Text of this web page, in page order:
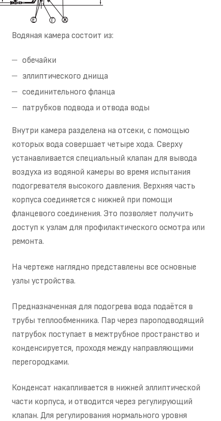
Водяная камера состоит из:
обечайки
эллиптического днища
соединительного фланца
патрубков подвода и отвода воды
Внутри камера разделена на отсеки, с помощью
которых вода совершает четыре хода. Сверху
устанавливается специальный клапан для вывода
воздуха из водяной камеры во время испытания
подогревателя высокого давления. Верхняя часть
корпуса соединяется с нижней при помощи
фланцевого соединения. Это позволяет получить
доступ к узлам для профилактического осмотра или
ремонта.
На чертеже наглядно представлены все основные
узлы устройства.
Предназначенная для подогрева вода подаётся в
трубы теплообменника. Пар через пароподводящий
патрубок поступает в межтрубное пространство и
конденсируется, проходя между направляющими
перегородками.
Конденсат накапливается в нижней эллиптической
части корпуса, и отводится через регулирующий
клапан. Для регулирования нормального уровня